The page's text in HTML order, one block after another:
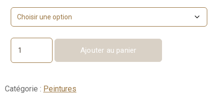
quantité
de
214
Ajouter au panier
Catégorie : Peintures